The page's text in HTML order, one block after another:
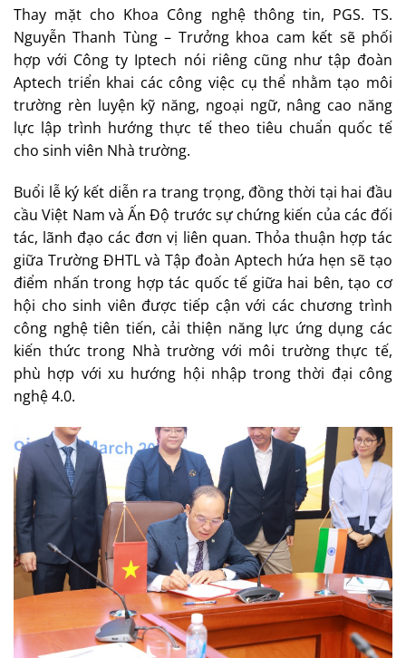
Thay mặt cho Khoa Công nghệ thông tin, PGS. TS.
Nguyễn Thanh Tùng – Trưởng khoa cam kết sẽ phối
hợp với Công ty Iptech nói riêng cũng như tập đoàn
Aptech triển khai các công việc cụ thể nhằm tạo môi
trường rèn luyện kỹ năng, ngoại ngữ, nâng cao năng
lực lập trình hướng thực tế theo tiêu chuẩn quốc tế
cho sinh viên Nhà trường.
Buổi lễ ký kết diễn ra trang trọng, đồng thời tại hai đầu
cầu Việt Nam và Ấn Độ trước sự chứng kiến của các đối
tác, lãnh đạo các đơn vị liên quan. Thỏa thuận hợp tác
giữa Trường ĐHTL và Tập đoàn Aptech hứa hẹn sẽ tạo
điểm nhấn trong hợp tác quốc tế giữa hai bên, tạo cơ
hội cho sinh viên được tiếp cận với các chương trình
công nghệ tiên tiến, cải thiện năng lực ứng dụng các
kiến thức trong Nhà trường với môi trường thực tế,
phù hợp với xu hướng hội nhập trong thời đại công
nghệ 4.0.